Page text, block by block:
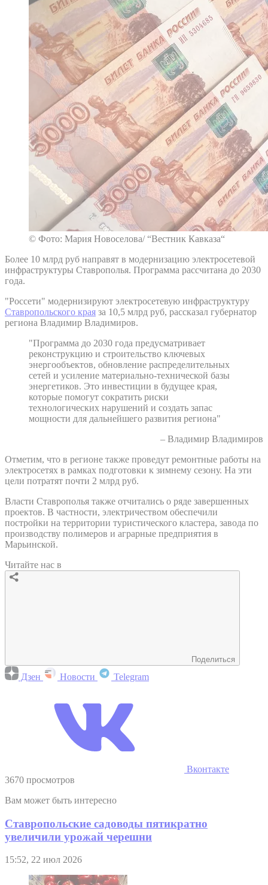
© Фото: Мария Новоселова/ “Вестник Кавказа“
Более 10 млрд руб направят в модернизацию электросетевой
инфраструктуры Ставрополья. Программа рассчитана до 2030
года.
"Россети" модернизируют электросетевую инфраструктуру
Ставропольского края за 10,5 млрд руб, рассказал губернатор
региона Владимир Владимиров.
"Программа до 2030 года предусматривает
реконструкцию и строительство ключевых
энергообъектов, обновление распределительных
сетей и усиление материально-технической базы
энергетиков. Это инвестиции в будущее края,
которые помогут сократить риски
технологических нарушений и создать запас
мощности для дальнейшего развития региона"
– Владимир Владимиров
Отметим, что в регионе также проведут ремонтные работы на
электросетях в рамках подготовки к зимнему сезону. На эти
цели потратят почти 2 млрд руб.
Власти Ставрополья также отчитались о ряде завершенных
проектов. В частности, электричеством обеспечили
постройки на территории туристического кластера, завода по
производству полимеров и аграрные предприятия в
Марьинской.
Читайте нас в
Поделиться
Дзен Новости Telegram
Вконтакте
3670 просмотров
Вам может быть интересно
Ставропольские садоводы пятикратно
увеличили урожай черешни
15:52, 22 июл 2026